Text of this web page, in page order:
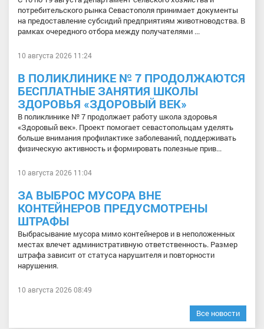
потребительского рынка Севастополя принимает документы
на предоставление субсидий предприятиям животноводства. В
рамках очередного отбора между получателями ...
10 августа 2026 11:24
В ПОЛИКЛИНИКЕ № 7 ПРОДОЛЖАЮТСЯ
БЕСПЛАТНЫЕ ЗАНЯТИЯ ШКОЛЫ
ЗДОРОВЬЯ «ЗДОРОВЫЙ ВЕК»
В поликлинике № 7 продолжает работу школа здоровья
«Здоровый век». Проект помогает севастопольцам уделять
больше внимания профилактике заболеваний, поддерживать
физическую активность и формировать полезные прив...
10 августа 2026 11:04
ЗА ВЫБРОС МУСОРА ВНЕ
КОНТЕЙНЕРОВ ПРЕДУСМОТРЕНЫ
ШТРАФЫ
Выбрасывание мусора мимо контейнеров и в неположенных
местах влечет административную ответственность. Размер
штрафа зависит от статуса нарушителя и повторности
нарушения.
10 августа 2026 08:49
Все новости